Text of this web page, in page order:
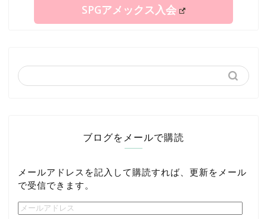
SPGアメックス入会
ブログをメールで購読
メールアドレスを記入して購読すれば、更新をメール
で受信できます。